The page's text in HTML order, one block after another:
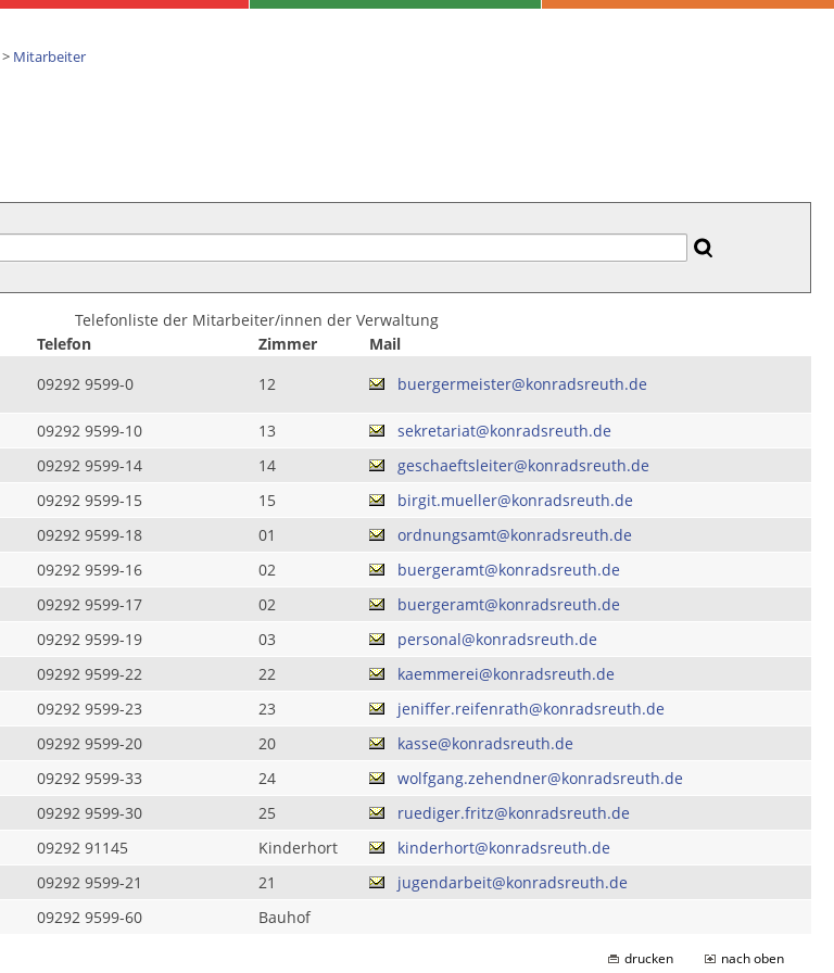
> Mitarbeiter
Telefonliste der Mitarbeiter/innen der Verwaltung
Telefon Zimmer
Mail
09292 9599-0 12 buergermeister@konradsreuth.de
09292 9599-10 13
sekretariat@konradsreuth.de
09292 9599-14 14
geschaeftsleiter@konradsreuth.de
09292 9599-15 15
birgit.mueller@konradsreuth.de
09292 9599-18 01
ordnungsamt@konradsreuth.de
09292 9599-16 02
buergeramt@konradsreuth.de
09292 9599-17 02
buergeramt@konradsreuth.de
09292 9599-19 03
personal@konradsreuth.de
09292 9599-22 22
kaemmerei@konradsreuth.de
09292 9599-23 23
jeniffer.reifenrath@konradsreuth.de
09292 9599-20 20
kasse@konradsreuth.de
09292 9599-33 24
wolfgang.zehendner@konradsreuth.de
09292 9599-30 25
ruediger.fritz@konradsreuth.de
09292 91145 Kinderhort
kinderhort@konradsreuth.de
09292 9599-21 21
jugendarbeit@konradsreuth.de
09292 9599-60 Bauhof
drucken nach oben